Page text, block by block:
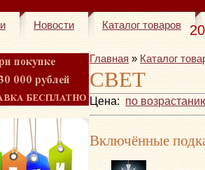
Новости Каталог товаров
Главная » Каталог
СВЕТ
Цена: по
Включённые